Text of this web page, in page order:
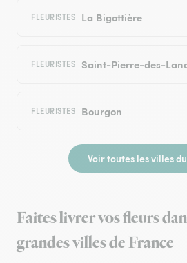
FLEURISTES La Bigottière
FLEURISTES Saint-Pierre-des-
FLEURISTES Bourgon
Voir toutes les villes
Faites livrer vos fleurs
grandes villes de France